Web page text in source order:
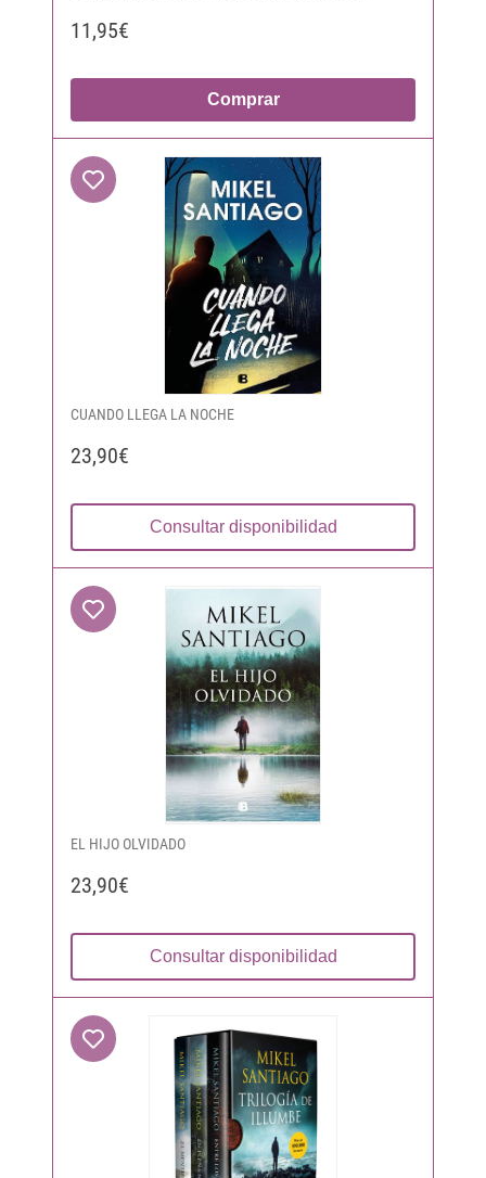
11,95€
Comprar
CUANDO LLEGA LA NOCHE
23,90€
Consultar disponibilidad
EL HIJO OLVIDADO
23,90€
Consultar disponibilidad